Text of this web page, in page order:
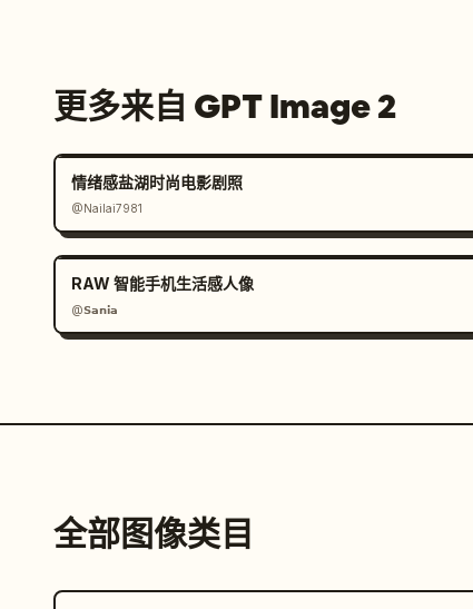
更多来自 GPT Image 2
情绪感盐湖时尚电影剧照
@Nailai7981
RAW 智能手机生活感人像
@𝗦𝗮𝗻𝗶𝗮
全部图像类目